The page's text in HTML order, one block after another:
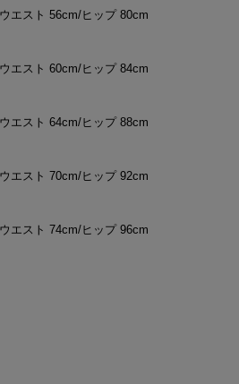
エスト 56cm/ヒップ 80cm
エスト 60cm/ヒップ 84cm
エスト 64cm/ヒップ 88cm
エスト 70cm/ヒップ 92cm
エスト 74cm/ヒップ 96cm